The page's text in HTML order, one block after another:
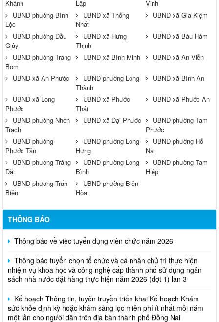
Khánh Lập
Vinh
UBND phường Bình
Lộc
UBND xã Thống
Nhất
UBND xã Gia Kiệm
UBND phường Dầu
Giây
UBND xã Hưng
Thịnh
UBND xã Bàu Hàm
UBND phường Trảng
Bom
UBND xã Bình Minh UBND xã An Viễn
UBND xã An Phước
UBND phường Long
Thành
UBND xã Bình An
UBND xã Long
Phước
UBND xã Phước
Thái
UBND xã Phước An
UBND phường Nhơn
Trạch
UBND xã Đại Phước
UBND phường Tam
Phước
UBND phường
Phước Tân
UBND phường Long
Hưng
UBND phường Hố
Nai
UBND phường Trảng
Dài
UBND phường Long
Bình
UBND phường Tam
Hiệp
UBND phường Trấn
Biên
UBND phường Biên
Hòa
THÔNG BÁO
Thông báo tuyển chọn tổ chức và cá nhân chủ trì thực hiện
nhiệm vụ khoa học và công nghệ cấp thành phố sử dụng ngân
sách nhà nước đặt hàng thực hiện năm 2026 (đợt 1) lần 3
Kế hoạch Thông tin, tuyên truyền triển khai Kế hoạch Khám
sức khỏe định kỳ hoặc khám sàng lọc miễn phí ít nhất mỗi năm
một lần cho người dân trên địa bàn thành phố Đồng Nai